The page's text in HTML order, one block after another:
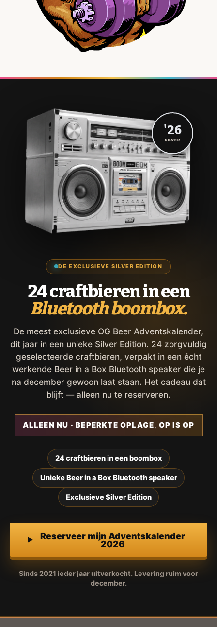
DE EXCLUSIEVE SILVER EDITION
24 craftbieren in een
Bluetooth boombox.
De meest exclusieve OG Beer Adventskalender,
dit jaar in een unieke Silver Edition. 24 zorgvuldig
geselecteerde craftbieren, verpakt in een écht
werkende Beer in a Box Bluetooth speaker die je
na december gewoon laat staan. Het cadeau dat
blijft — alleen nu te reserveren.
ALLEEN NU · BEPERKTE OPLAGE, OP IS OP
24 craftbieren in een boombox
Unieke Beer in a Box Bluetooth speaker
Exclusieve Silver Edition
Reserveer mijn Adventskalender
2026
Sinds 2021 ieder jaar uitverkocht. Levering ruim voor
december.
'26
SILVER